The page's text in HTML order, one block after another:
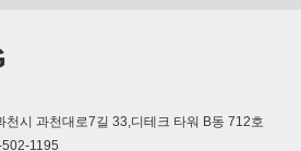
시 과천대로7길 33,디테크 타워 B동 712호
1195